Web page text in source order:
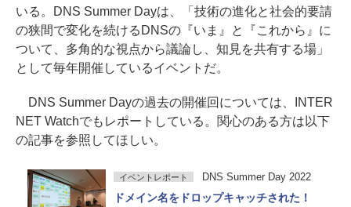
いる。DNS Summer Dayは、「技術の進化と社会的要請
の狭間で変化を続けるDNSの『いま』と『これから』に
ついて、多角的な視点から議論し、知見を共有する場」
として毎年開催しているイベントだ。
DNS Summer Dayの過去の開催回については、INTER
NET Watchでもレポートしている。関心のある方は以下
の記事を参照してほしい。
イベントレポート DNS Summer Day 2022
ドメイン名をドロップキャッチされた！